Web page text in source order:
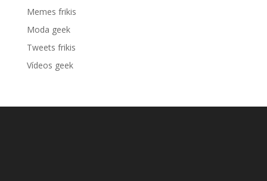
Memes frikis
Moda geek
Tweets frikis
Vídeos geek